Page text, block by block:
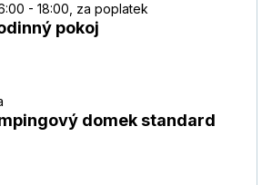
- 18:00, za poplatek
pokoj
domek standard